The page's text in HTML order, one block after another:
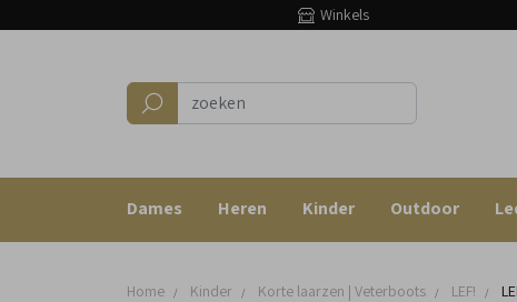
Winkels
Dames Heren Kinder Outdoor
Home Kinder Korte laarzen | Veterboots LEF!